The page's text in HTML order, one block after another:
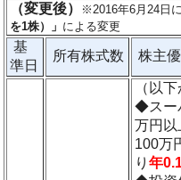
（変更後） ※2016年6月24日
を1株）」 による変更
基
準日
所有株式数 株主
（以
◆スー
万円以
100万
り年